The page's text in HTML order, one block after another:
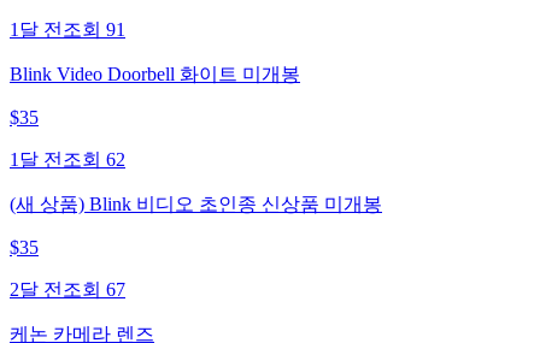
1달 전 조회 91
Blink Video Doorbell 화이트 미개봉
$35
1달 전 조회 62
(새 상품) Blink 비디오 초인종 신상품 미개봉
$35
2달 전 조회 67
케논 카메라 렌즈